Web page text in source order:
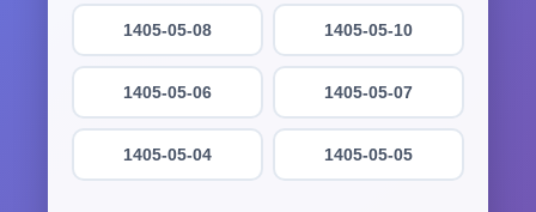
1405-05-10
1405-05-08
1405-05-07
1405-05-06
1405-05-05
1405-05-04